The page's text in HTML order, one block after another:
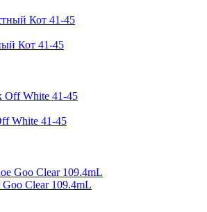
Кот 41-45
White 41-45
Clear 109.4mL